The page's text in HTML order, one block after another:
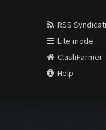
RSS
Lite mode
ClashFarmer
Help